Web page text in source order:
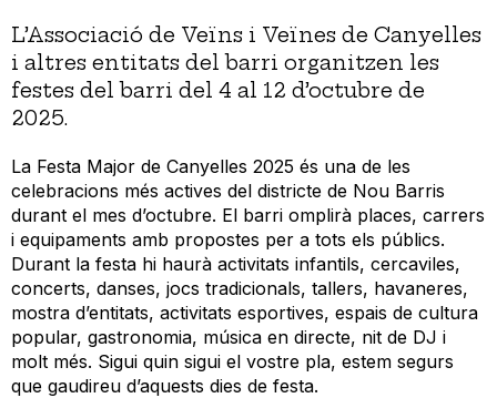
L’Associació de Veïns i Veïnes de Canyelles
i altres entitats del barri organitzen les
festes del barri del 4 al 12 d’octubre de
2025.
La Festa Major de Canyelles 2025 és una de les
celebracions més actives del districte de Nou Barris
durant el mes d’octubre. El barri omplirà places, carrers
i equipaments amb propostes per a tots els públics.
Durant la festa hi haurà activitats infantils, cercaviles,
concerts, danses, jocs tradicionals, tallers, havaneres,
mostra d’entitats, activitats esportives, espais de cultura
popular, gastronomia, música en directe, nit de DJ i
molt més. Sigui quin sigui el vostre pla, estem segurs
que gaudireu d’aquests dies de festa.